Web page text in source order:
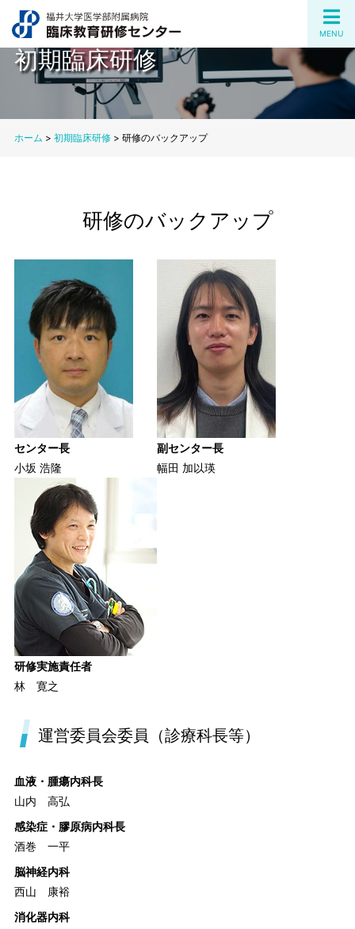
MENU
初期臨床研修
ホーム > 初期臨床研修> 研修のバックアップ
研修のバックアップ
センター長
小坂 浩隆
副センター長
幅田 加以瑛
研修実施責任者
林 寛之
運営委員会委員（診療科長等）
血液・腫瘍内科長
山内 高弘
感染症・膠原病内科長
酒巻 一平
脳神経内科
西山 康裕
消化器内科